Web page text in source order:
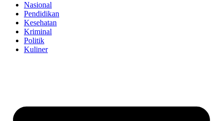
Nasional
Pendidikan
Kesehatan
Kriminal
Politik
Kuliner